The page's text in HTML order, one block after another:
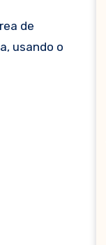
de
usando o